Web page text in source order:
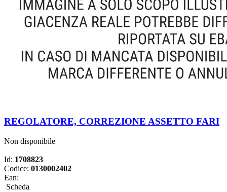
REGOLATORE, CORREZIONE ASSETTO FARI
Non disponibile
Id: 1708823
Codice: 0130002402
Ean:
Scheda